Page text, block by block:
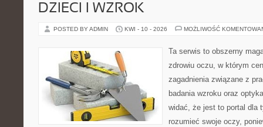
DZIECI I WZROK
POSTED BY ADMIN KWI - 10 - 2026 MOŻLIWOŚĆ
Ta serwis to obszerny
zdrowiu oczu, w którym
zagadnienia związane z
badania wzroku oraz
widać, że jest to portal dla
rozumieć swoje oczy,